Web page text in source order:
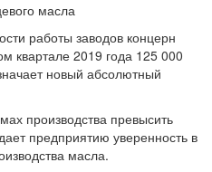
масла
работы заводов концерн
квартале 2019 года 125 000
новый абсолютный
производства превысить
предприятию уверенность в
масла.